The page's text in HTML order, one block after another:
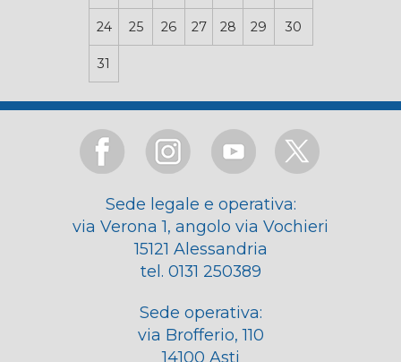
24 25 26 27 28 29 30
31
Sede legale e operativa:
via Verona 1, angolo via Vochieri
15121 Alessandria
tel. 0131 250389
Sede operativa:
via Brofferio, 110
14100 Asti